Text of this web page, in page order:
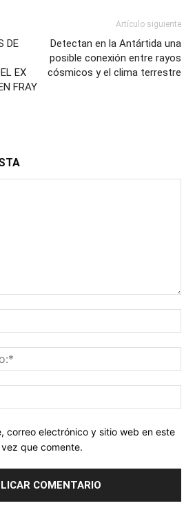
DE
EX
FRAY
Artículo siguiente
Detectan en la Antártida una
posible conexión entre rayos
cósmicos y el clima terrestre
correo electrónico y sitio web en este
que comente.